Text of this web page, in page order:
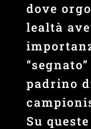
dove
lealtà
padrino
Su